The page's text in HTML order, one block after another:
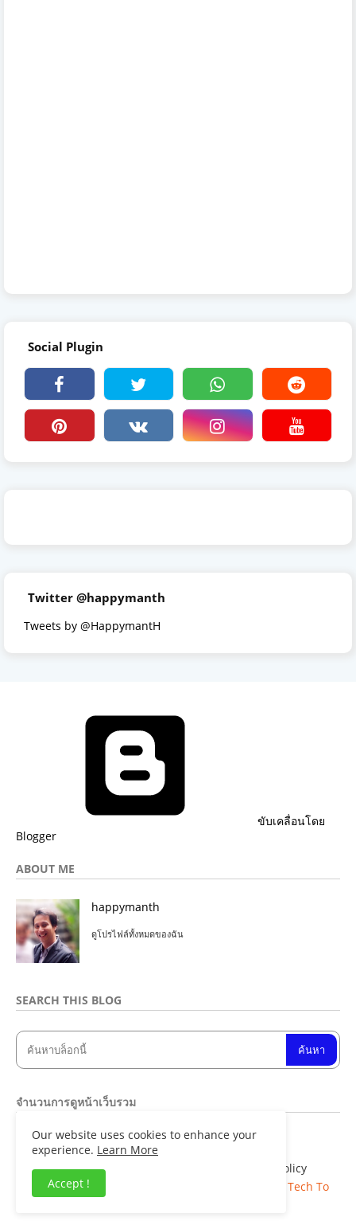
Social Plugin
Twitter @happymanth
Tweets by @HappymantH
ขับเคลื่อนโดย
Blogger
ABOUT ME
happymanth
ดูโปรไฟล์ทั้งหมดของฉัน
SEARCH THIS BLOG
จำนวนการดูหน้าเว็บรวม
8202
Home
About
Privacy Policy
Copyright ©
Tech To
Our website uses cookies to enhance your
experience. Learn More
Accept !